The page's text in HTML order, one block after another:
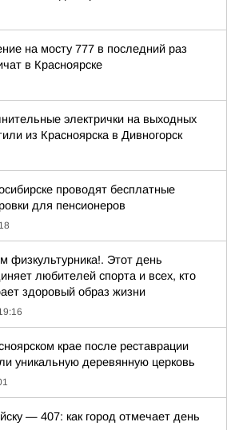
на мосту 777 в последний раз
в Красноярске
электрички на выходных
из Красноярска в Дивногорск
проводят бесплатные
для пенсионеров
физкультурника!. Этот день
любителей спорта и всех, кто
здоровый образ жизни
крае после реставрации
уникальную деревянную церковь
— 407: как город отмечает день